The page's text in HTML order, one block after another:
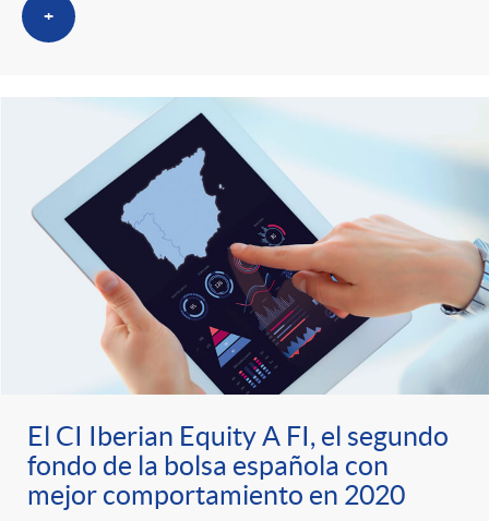
+
El CI Iberian Equity A FI, el segundo
fondo de la bolsa española con
mejor comportamiento en 2020